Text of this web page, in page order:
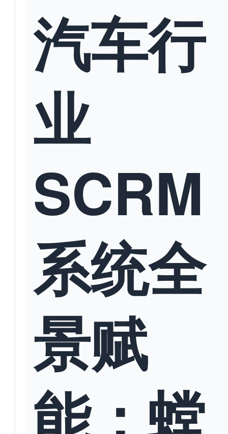
汽车行
业
SCRM
系统全
景赋
能：螳